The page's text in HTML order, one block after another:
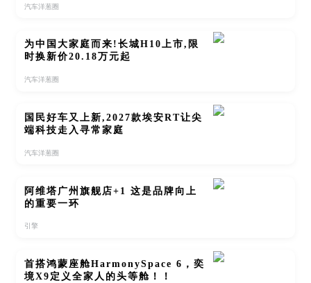
汽车洋葱圈
为中国大家庭而来!长城H10上市,限
时换新价20.18万元起
汽车洋葱圈
国民好车又上新,2027款埃安RT让尖
端科技走入寻常家庭
汽车洋葱圈
阿维塔广州旗舰店+1 这是品牌向上
的重要一环
引擎
首搭鸿蒙座舱HarmonySpace 6，奕
境X9定义全家人的头等舱！！